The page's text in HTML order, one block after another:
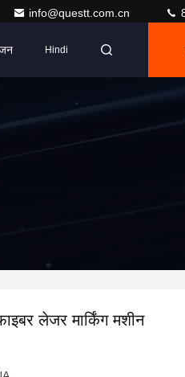
info@questt.com.cn
Hindi
लेजर मार्किंग मशीन